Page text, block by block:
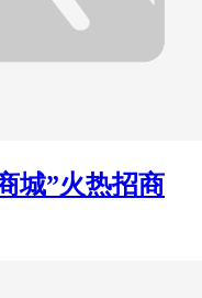
城”火热招商